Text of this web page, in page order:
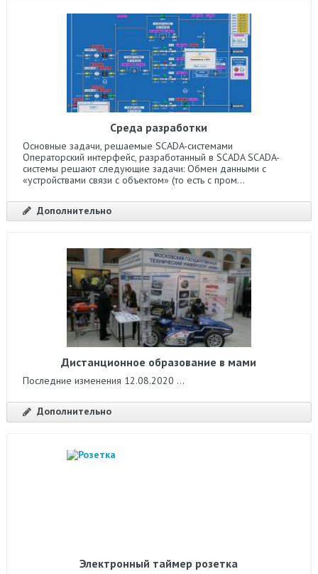
Среда разработки
Основные задачи, решаемые SCADA-системами
Операторский интерфейс, разработанный в SCADA SCADA-
системы решают следующие задачи: Обмен данными с
«устройствами связи с объектом» (то есть с пром...
Дополнительно
Дистанционное образование в мами
Последние изменения 12.08.2020 ...
Дополнительно
Электронный таймер розетка